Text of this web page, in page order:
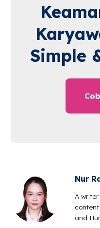
Simple
Nur
A
and